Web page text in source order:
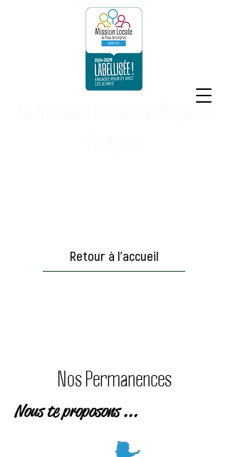
La Mission Locale du Pays de
Retour à l'accueil
Nos Permanences
Nous te proposons ...